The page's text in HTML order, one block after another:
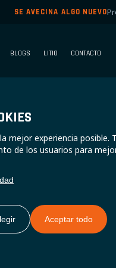
SE AVECINA ALGO NUEVO
BLOGS LITIO CONTACTO
mejor experiencia posible.
de los usuarios para
Aceptar todo
Lo más importante al